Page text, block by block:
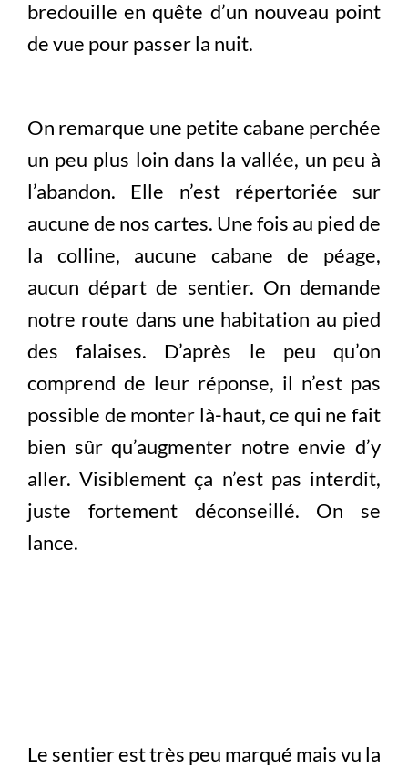
bredouille en quête d’un nouveau point
de vue pour passer la nuit.
On remarque une petite cabane perchée
un peu plus loin dans la vallée, un peu à
l’abandon. Elle n’est répertoriée sur
aucune de nos cartes. Une fois au pied de
la colline, aucune cabane de péage,
aucun départ de sentier. On demande
notre route dans une habitation au pied
des falaises. D’après le peu qu’on
comprend de leur réponse, il n’est pas
possible de monter là-haut, ce qui ne fait
bien sûr qu’augmenter notre envie d’y
aller. Visiblement ça n’est pas interdit,
juste fortement déconseillé. On se
lance.
Le sentier est très peu marqué mais vu la